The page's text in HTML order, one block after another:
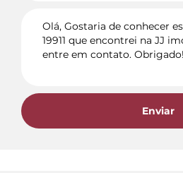
Enviar